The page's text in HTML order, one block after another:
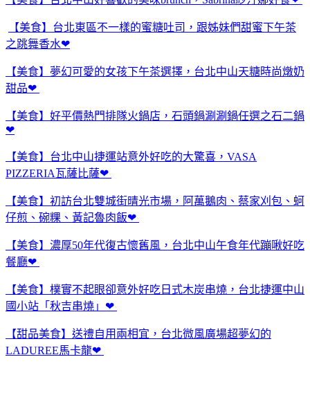
【美食】台北東區不一樣的蜜糖吐司，跟姊妹們甜蜜下午茶
之跳舞香水❤
【美食】夢幻可愛的女孩下午茶選擇，台北中山天糖時尚燉奶
甜品❤
【美食】好平價熱門排隊火鍋店，石頭鍋涮涮鍋任選之石二鍋
❤
【美食】台北中山捷運站意外好吃的大驚喜，VASA
PIZZERIA瓦薩比薩❤
【美食】初訪台北雙城街晴光市場，阿萬鵝肉、蔡家刈包、蚵
仔煎、碗粿、黃記魯肉飯❤
【美食】濃厚50年代復古懷舊風，台北中山午食年代蹦啾好吃
餐廳❤
【美食】樸實不起眼卻意外好吃日式木炭串燒，台北捷運中山
國小站「秋吉串燒」❤
【甜品美食】送禮自用兩相宜，台北微風廣場超夢幻的
LADUREE馬卡龍❤